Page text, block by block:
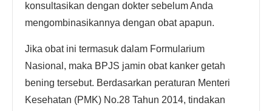
konsultasikan dengan dokter sebelum Anda
mengombinasikannya dengan obat apapun.
Jika obat ini termasuk dalam Formularium
Nasional, maka BPJS jamin obat kanker getah
bening tersebut. Berdasarkan peraturan Menteri
Kesehatan (PMK) No.28 Tahun 2014, tindakan